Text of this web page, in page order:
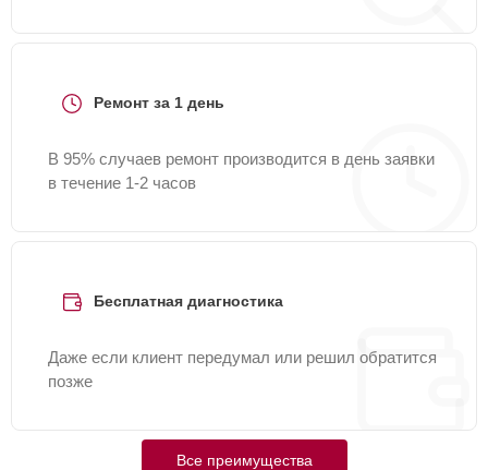
Ремонт за 1 день
В 95% случаев ремонт производится в день заявки
в течение 1-2 часов
Бесплатная диагностика
Даже если клиент передумал или решил обратится
позже
Все преимущества